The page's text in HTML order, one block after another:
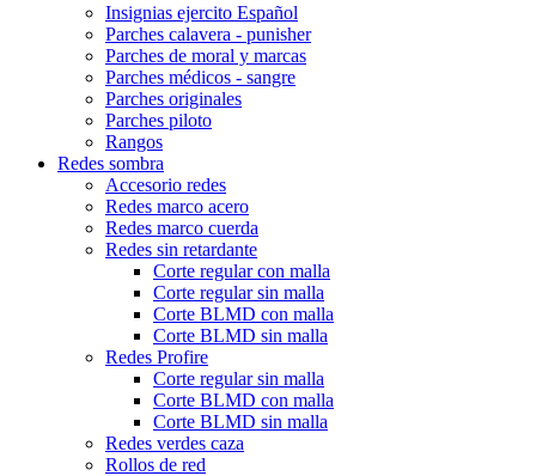
Insignias ejercito Español
Parches calavera - punisher
Parches de moral y marcas
Parches médicos - sangre
Parches originales
Parches piloto
Rangos
Redes sombra
Accesorio redes
Redes marco acero
Redes marco cuerda
Redes sin retardante
Corte regular con malla
Corte regular sin malla
Corte BLMD con malla
Corte BLMD sin malla
Redes Profire
Corte regular sin malla
Corte BLMD con malla
Corte BLMD sin malla
Redes verdes caza
Rollos de red